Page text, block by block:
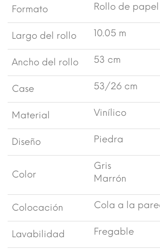
Formato Rollo de
Largo del rollo 10.05 m
Ancho del rollo 53 cm
Case 53/26 cm
Material Vinílico
Diseño Piedra
Color
Gris
Marrón
Colocación Cola a la
Lavabilidad Fregable